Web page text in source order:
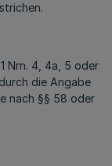
Nrn. 4, 4a, 5 oder
die Angabe
nach §§ 58 oder